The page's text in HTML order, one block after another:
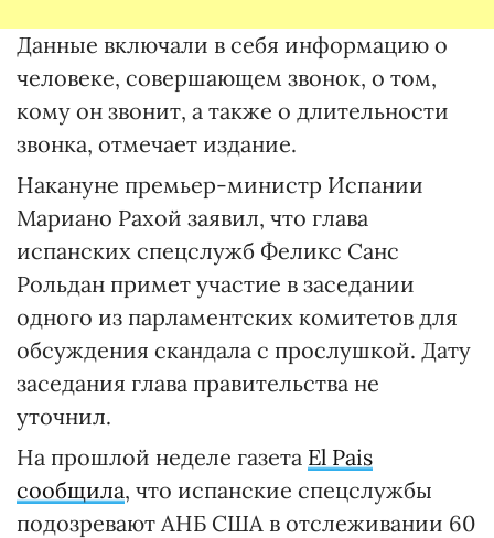
Данные включали в себя информацию о
человеке, совершающем звонок, о том,
кому он звонит, а также о длительности
звонка, отмечает издание.
Накануне премьер-министр Испании
Мариано Рахой заявил, что глава
испанских спецслужб Феликс Санс
Рольдан примет участие в заседании
одного из парламентских комитетов для
обсуждения скандала с прослушкой. Дату
заседания глава правительства не
уточнил.
На прошлой неделе газета El Pais
сообщила, что испанские спецслужбы
подозревают АНБ США в отслеживании 60